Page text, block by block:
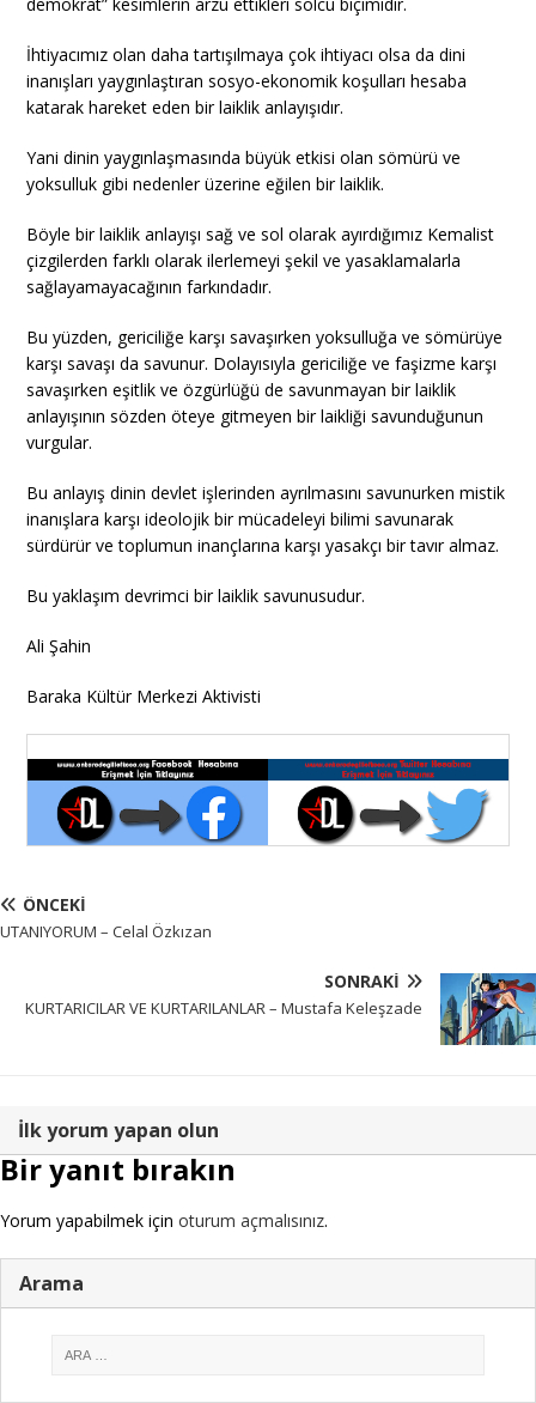
İhtiyacımız olan daha tartışılmaya çok ihtiyacı olsa da dini
inanışları yaygınlaştıran sosyo-ekonomik koşulları hesaba
katarak hareket eden bir laiklik anlayışıdır.
Yani dinin yaygınlaşmasında büyük etkisi olan sömürü ve
yoksulluk gibi nedenler üzerine eğilen bir laiklik.
Böyle bir laiklik anlayışı sağ ve sol olarak ayırdığımız Kemalist
çizgilerden farklı olarak ilerlemeyi şekil ve yasaklamalarla
sağlayamayacağının farkındadır.
Bu yüzden, gericiliğe karşı savaşırken yoksulluğa ve sömürüye
karşı savaşı da savunur. Dolayısıyla gericiliğe ve faşizme karşı
savaşırken eşitlik ve özgürlüğü de savunmayan bir laiklik
anlayışının sözden öteye gitmeyen bir laikliği savunduğunun
vurgular.
Bu anlayış dinin devlet işlerinden ayrılmasını savunurken mistik
inanışlara karşı ideolojik bir mücadeleyi bilimi savunarak
sürdürür ve toplumun inançlarına karşı yasakçı bir tavır almaz.
Bu yaklaşım devrimci bir laiklik savunusudur.
Ali Şahin
Baraka Kültür Merkezi Aktivisti
ÖNCEKI
UTANIYORUM – Celal Özkızan
SONRAKI
KURTARICILAR VE KURTARILANLAR – Mustafa Keleşzade
İlk yorum yapan olun
Bir yanıt bırakın
Yorum yapabilmek için oturum açmalısınız.
Arama